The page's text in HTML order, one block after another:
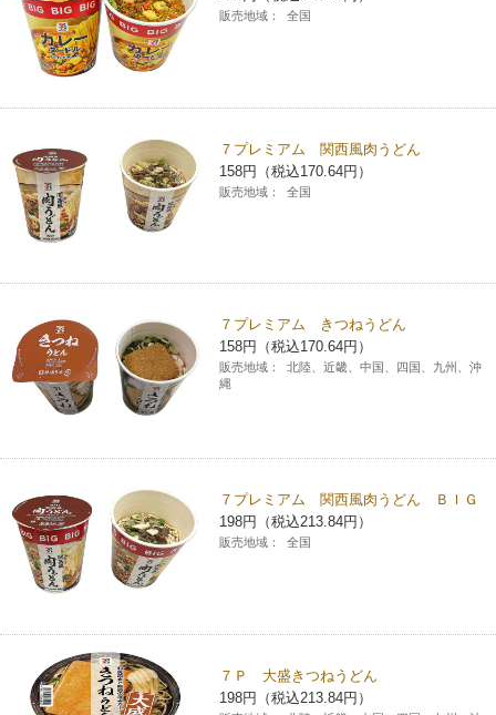
荷物預かりサービス「ecbocloakエクボクローク」（店舗限定）
ソフトバンクギフト
販売地域： 全国
７プレミアム 関西風肉うどん
158円（税込170.64円）
販売地域： 全国
７プレミアム きつねうどん
158円（税込170.64円）
販売地域：
北陸、近畿、中国、四国、九州、沖
縄
７プレミアム 関西風肉うどん ＢＩＧ
198円（税込213.84円）
販売地域： 全国
７Ｐ 大盛きつねうどん
198円（税込213.84円）